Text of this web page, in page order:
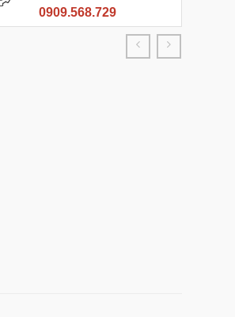
0909.568.729